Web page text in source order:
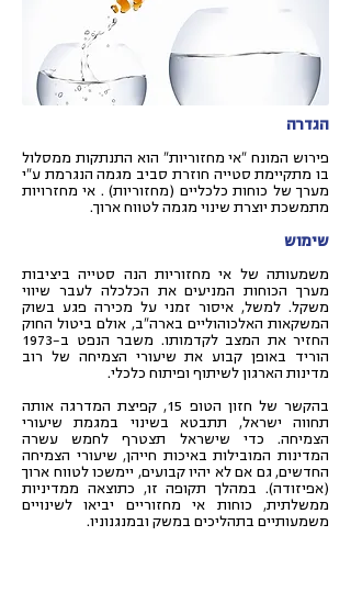
הגדרה
פירוש המונח "אי מחזוריות" הוא התנתקות ממסלול
בו מתקיימת סטייה חוזרת סביב מגמה הנגרמת ע"י
מערך של כוחות כלכליים (מחזוריות) . אי מחזרויות
מתמשכת יוצרת שינוי מגמה לטווח ארוך.
שימוש
משמעותה של אי מחזוריות הנה סטייה ביציבות
מערך הכוחות המניעים את הכלכלה לעבר שיווי
משקל. למשל, איסור זמני על מכירה פגע בשוק
המשקאות האלכוהוליים בארה"ב, אולם ביטול החוק
החזיר את המצב לקדמותו. משבר הנפט ב-1973
הוריד באופן קבוע את שיעורי הצמיחה של רוב
מדינות הארגון לשיתוף ופיתוח כלכלי.
בהקשר של חזון הטופ 15, קפיצת המדרגה אותה
תחווה ישראל, תתבטא בשינוי במגמת שיעורי
הצמיחה. כדי שישראל תצטרף לחמש עשרה
המדינות המובילות באיכות חייהן, שיעורי הצמיחה
החדשים, גם אם לא יהיו קבועים, יימשכו לטווח ארוך
(אפיזודה). במהלך תקופה זו, כתוצאה ממדיניות
ממשלתית, כוחות אי מחזוריים יביאו לשינויים
משמעותיים בתהליכים במשק ובמנגנוניו.